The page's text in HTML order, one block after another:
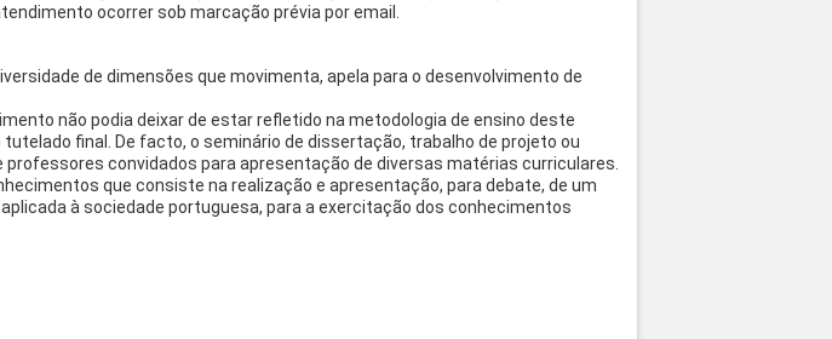
ocorrer sob marcação prévia por email.
de dimensões que movimenta, apela para o desenvolvimento de
não podia deixar de estar refletido na metodologia de ensino deste
final. De facto, o seminário de dissertação, trabalho de projeto ou
convidados para apresentação de diversas matérias curriculares.
que consiste na realização e apresentação, para debate, de um
à sociedade portuguesa, para a exercitação dos conhecimentos